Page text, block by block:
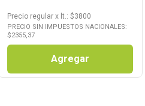
Precio regularx lt. : $3800
PRECIO SIN IMPUESTOS NACIONALES:
$2355,37
Agregar